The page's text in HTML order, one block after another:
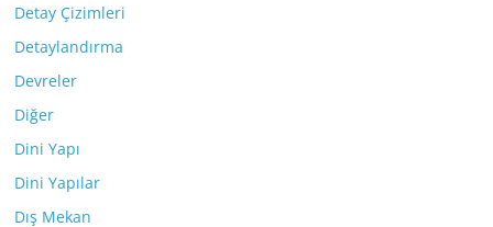
Detay Çizimleri
Detaylandırma
Devreler
Diğer
Dini Yapı
Dini Yapılar
Dış Mekan